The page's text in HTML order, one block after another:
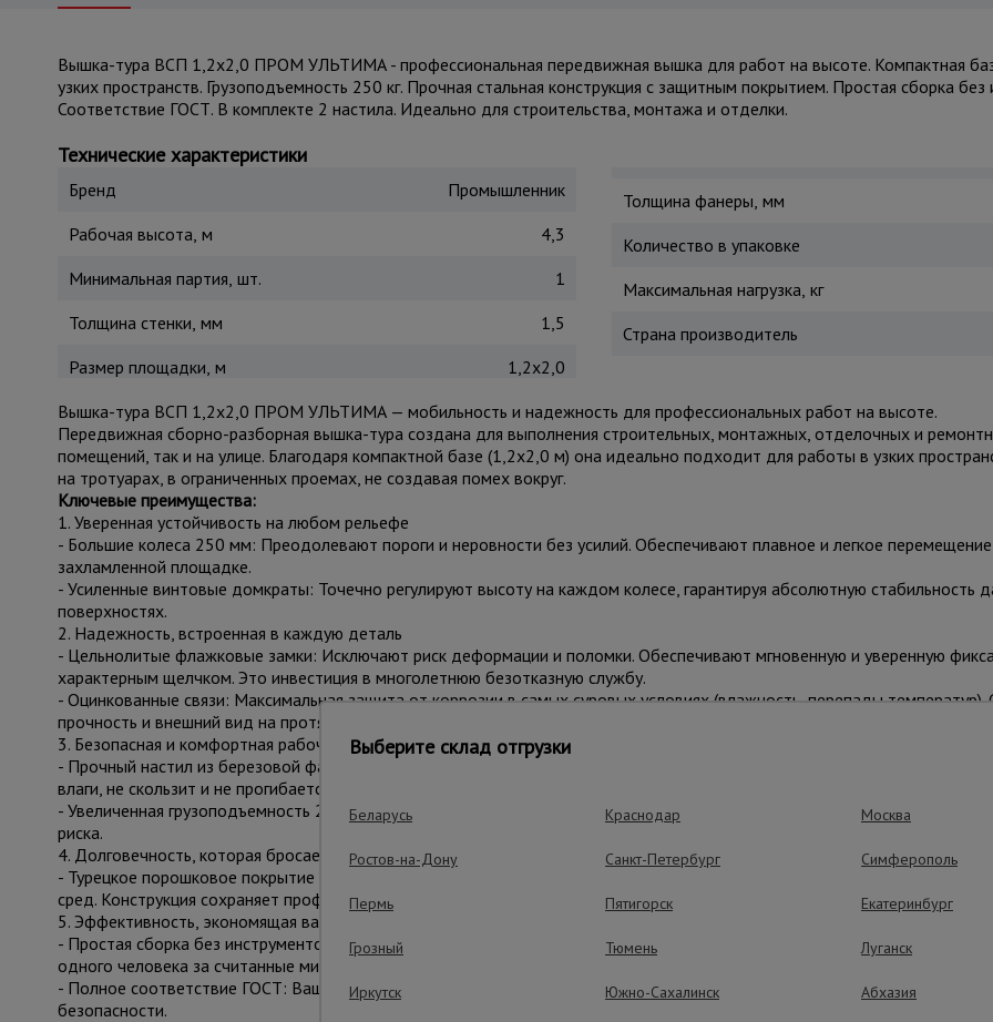
Вышка-тура ВСП 1,2x2,0 ПРОМ УЛЬТИМА - профессиональная передвижная вышка для работ на высоте. Компактная
узких пространств. Грузоподъемность 250 кг. Прочная стальная конструкция с защитным покрытием. Простая сборка без
Соответствие ГОСТ. В комплекте 2 настила. Идеально для строительства, монтажа и отделки.
Технические характеристики
Бренд
Промышленник
Рабочая высота, м
4,3
Минимальная партия, шт.
1
Толщина стенки, мм
1,5
Размер площадки, м
1,2x2,0
Толщина фанеры, мм
Количество в упаковке
Максимальная нагрузка, кг
Страна производитель
Вышка-тура ВСП 1,2x2,0 ПРОМ УЛЬТИМА — мобильность и надежность для профессиональных работ на высоте.
Передвижная сборно-разборная вышка-тура создана для выполнения строительных, монтажных, отделочных и
помещений, так и на улице. Благодаря компактной базе (1,2x2,0 м) она идеально подходит для работы в узких
на тротуарах, в ограниченных проемах, не создавая помех вокруг.
Ключевые преимущества:
1. Уверенная устойчивость на любом рельефе
- Большие колеса 250 мм: Преодолевают пороги и неровности без усилий. Обеспечивают плавное и легкое
захламленной площадке.
- Усиленные винтовые домкраты: Точечно регулируют высоту на каждом колесе, гарантируя абсолютную стабильность
поверхностях.
2. Надежность, встроенная в каждую деталь
- Цельнолитые флажковые замки: Исключают риск деформации и поломки. Обеспечивают мгновенную и уверенную
характерным щелчком. Это инвестиция в многолетнюю безотказную службу.
- Оцинкованные связи: Максимальная защита от коррозии в самых суровых условиях (влажность, перепады температур).
прочность и внешний вид на протяжении всего срока службы.
3. Безопасная и комфортная рабочая площадка
- Прочный настил из березовой фанеры (12 мм): Влагостойкая ламинированная поверхность выдерживает высокие
влаги, не скользит и не прогибается. Это ваша уверенность под ногами.
- Увеличенная грузоподъемность 250 кг: Позволяет безопасно работать с инструментом, материалами и вдвоем на
риска.
4. Долговечность, которая бросает вызов времени
- Турецкое порошковое покрытие Picante Boya: Эстетичный и исключительно стойкий барьер против царапин, УФ-
сред. Конструкция сохраняет профессиональный вид после многих лет интенсивной эксплуатации.
5. Эффективность, экономящая ваше время
- Простая сборка без инструментов: Интуитивная система «труба в трубу» и надежные флажковые замки позволяют
одного человека за считанные минуты.
- Полное соответствие ГОСТ: Ваша гарантия того, что оборудование прошло все испытания и соответствует
безопасности.
Выберите склад отгрузки
Беларусь Краснодар Москва
Ростов-на-Дону Санкт-Петербург Симферополь
Пермь Пятигорск Екатеринбург
Грозный Тюмень Луганск
Иркутск Южно-Сахалинск Абхазия